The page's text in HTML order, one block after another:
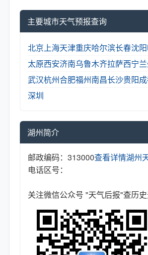
主要城市天气预报查询
北京 上海天津重庆哈尔滨长春沈阳
太原西安济南乌鲁木齐拉萨西宁
武汉杭州合肥福州南昌长沙贵阳
深圳
湖州简介
邮政编码：313000
电话区号：
查看详情湖州
关注微信公众号 "天气后报"查历